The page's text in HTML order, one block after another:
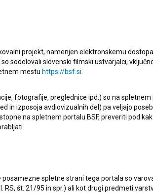
t. i. nove Evrope, z njim tesno sodeluje
mednarodnih filmskih festivalih
V zadnjih letih sta uspešno razvili tudi
profesionalnega razvoja filmskih
v Kranju med 12. in 14. junijem.
Filmskega centra Črne gore
in črnogorski producenti so med
projekt, namenjen elektronskemu
sodelovali slovenski filmski ustvarjalci,
mestu https://bsf.si
fotografije, preglednice ipd.) so na
in izposoja avdiovizualnih del) pa veljajo
na spletnem portalu BSF, preveriti pod
spletne strani tega portala so
RS, št. 21/95 in spr.) ali kot drugi predmeti